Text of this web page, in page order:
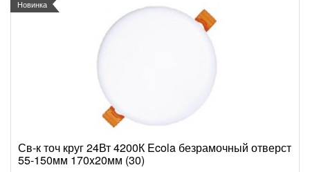
Новинка
Св-к точ круг 24Вт 4200К Ecola безрамочный отверст
55-150мм 170x20мм (30)